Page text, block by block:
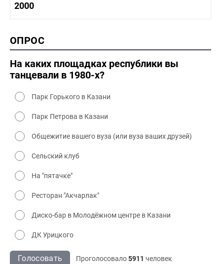
2000
2000 промышленность
2000 культура
ОПРОС
На каких площадках республики вы
танцевали в 1980-х?
Парк Горького в Казани
Парк Петрова в Казани
Общежитие вашего вуза (или вуза ваших друзей)
Сельский клуб
На "пятачке"
Ресторан "Акчарлак"
Диско-бар в Молодёжном центре в Казани
ДК Урицкого
Голосовать Проголосовало5911 человек